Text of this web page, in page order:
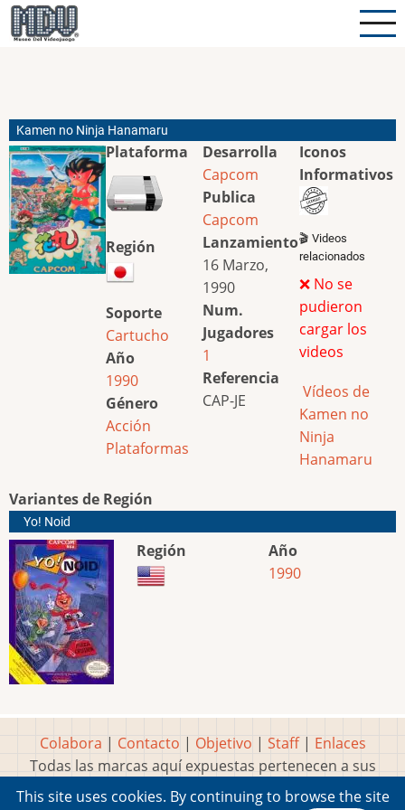
Pasar
al
Kamen no Ninja Hanamaru
Plataforma
Región
Soporte
Cartucho
Año
1990
Género
Acción
Plataformas
Desarrolla
Capcom
Publica
Capcom
Lanzamiento
16 Marzo,
1990
Num.
Jugadores
1
Referencia
CAP-JE
Iconos
Informativos
🎬 Videos
relacionados
❌ No se
pudieron
cargar los
videos
Vídeos de
Kamen no
Ninja
Hanamaru
Variantes de Región
Yo! Noid
Región
Año
1990
Colabora | Contacto | Objetivo | Staff| Enlaces
Todas las marcas aquí expuestas pertenecen a sus
respectivos y legítimos dueños
This site uses cookies. By continuing to browse the site